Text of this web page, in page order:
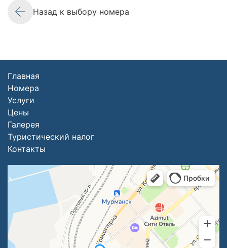
Назад к выбору номера
Главная
Номера
Услуги
Цены
Галерея
Туристический налог
Контакты